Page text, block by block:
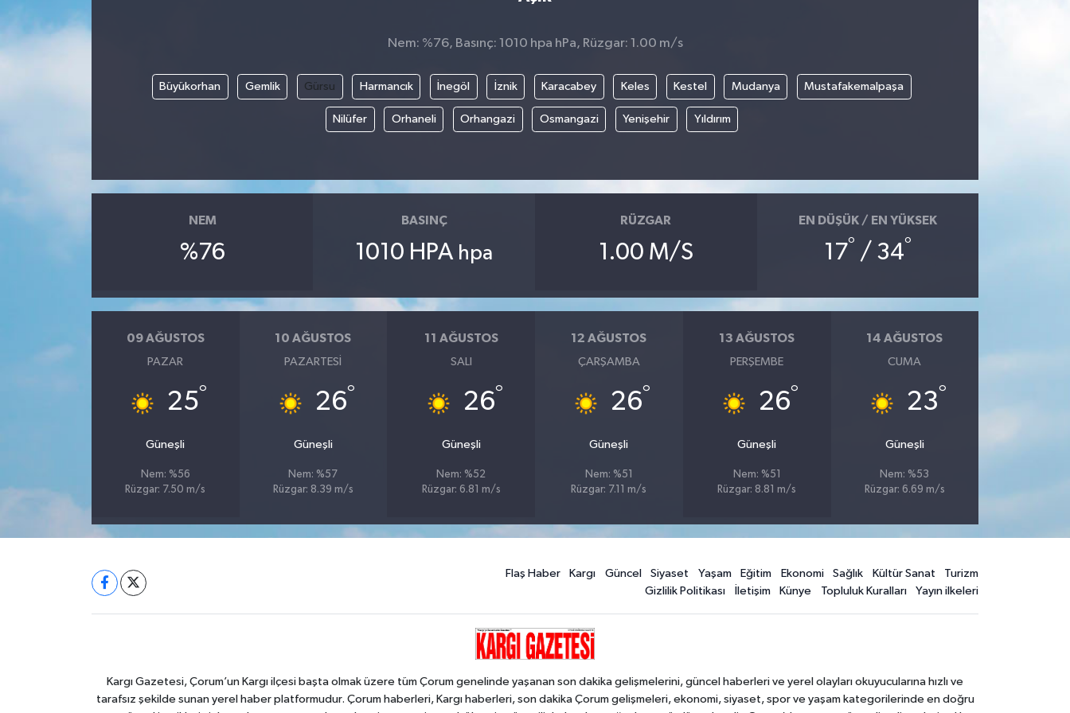
Nem: %76, Basınç: 1010 hpa hPa, Rüzgar: 1.00 m/s
Büyükorhan Gemlik Gürsu Harmancık İnegöl İznik Karacabey Keles Kestel Mudanya Mustafakemalpaşa
Nilüfer Orhaneli Orhangazi Osmangazi Yenişehir Yıldırım
NEM
%76
BASINÇ
1010 HPA hpa
RÜZGAR
1.00 M/S
EN DÜŞÜK / EN YÜKSEK
17° / 34°
09 AĞUSTOS
PAZAR
25°
Güneşli
Nem: %56
Rüzgar: 7.50 m/s
10 AĞUSTOS
PAZARTESI
26°
Güneşli
Nem: %57
Rüzgar: 8.39 m/s
11 AĞUSTOS
SALI
26°
Güneşli
Nem: %52
Rüzgar: 6.81 m/s
12 AĞUSTOS
ÇARŞAMBA
26°
Güneşli
Nem: %51
Rüzgar: 7.11 m/s
13 AĞUSTOS
PERŞEMBE
26°
Güneşli
Nem: %51
Rüzgar: 8.81 m/s
14 AĞUSTOS
CUMA
23°
Güneşli
Nem: %53
Rüzgar: 6.69 m/s
Flaş Haber Kargı Güncel Siyaset Yaşam Eğitim Ekonomi Sağlık Kültür Sanat
Turizm
Gizlilik Politikası
İletişim Künye Topluluk Kuralları Yayın ilkeleri
Kargı Gazetesi, Çorum’un Kargı ilçesi başta olmak üzere tüm Çorum genelinde yaşanan son dakika gelişmelerini, güncel haberleri ve yerel olayları okuyucularına hızlı ve
tarafsız şekilde sunan yerel haber platformudur. Çorum haberleri, Kargı haberleri, son dakika Çorum gelişmeleri, ekonomi, siyaset, spor ve yaşam kategorilerinde en doğru